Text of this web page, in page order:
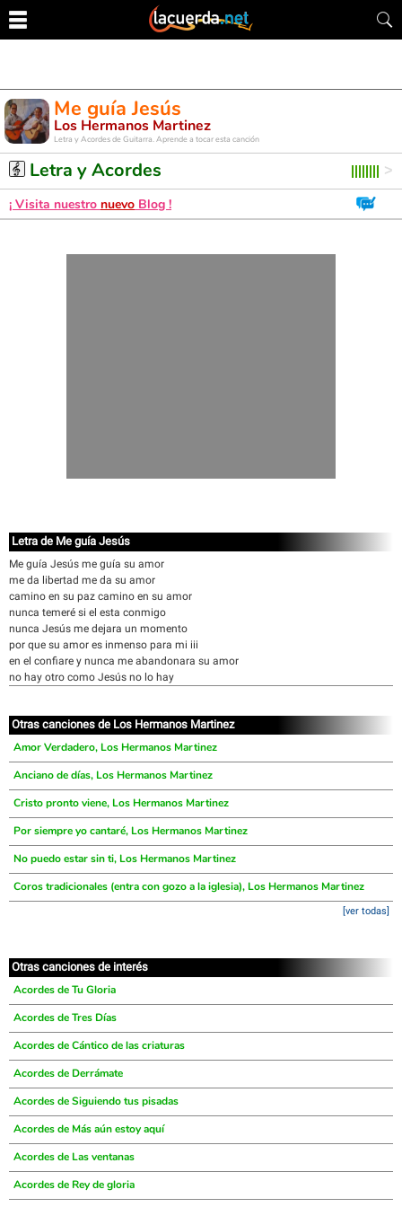
Me guía Jesús
Los Hermanos Martinez
Letra y Acordes de Guitarra. Aprende a tocar esta canción
Letra y Acordes
¡ Visita nuestro nuevo Blog !
Letra de Me guía Jesús
Me guía Jesús me guía su amor
me da libertad me da su amor
camino en su paz camino en su amor
nunca temeré si el esta conmigo
nunca Jesús me dejara un momento
por que su amor es inmenso para mi iii
en el confiare y nunca me abandonara su amor
no hay otro como Jesús no lo hay
Otras canciones de Los Hermanos Martinez
Amor Verdadero, Los Hermanos Martinez
Anciano de días, Los Hermanos Martinez
Cristo pronto viene, Los Hermanos Martinez
Por siempre yo cantaré, Los Hermanos Martinez
No puedo estar sin ti, Los Hermanos Martinez
Coros tradicionales (entra con gozo a la iglesia), Los Hermanos Martinez
[ver todas]
Otras canciones de interés
Acordes de Tu Gloria
Acordes de Tres Días
Acordes de Cántico de las criaturas
Acordes de Derrámate
Acordes de Siguiendo tus pisadas
Acordes de Más aún estoy aquí
Acordes de Las ventanas
Acordes de Rey de gloria